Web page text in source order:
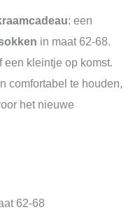
: een
in maat 62-68.
een kleintje op komst.
comfortabel te houden,
het nieuwe
62-68